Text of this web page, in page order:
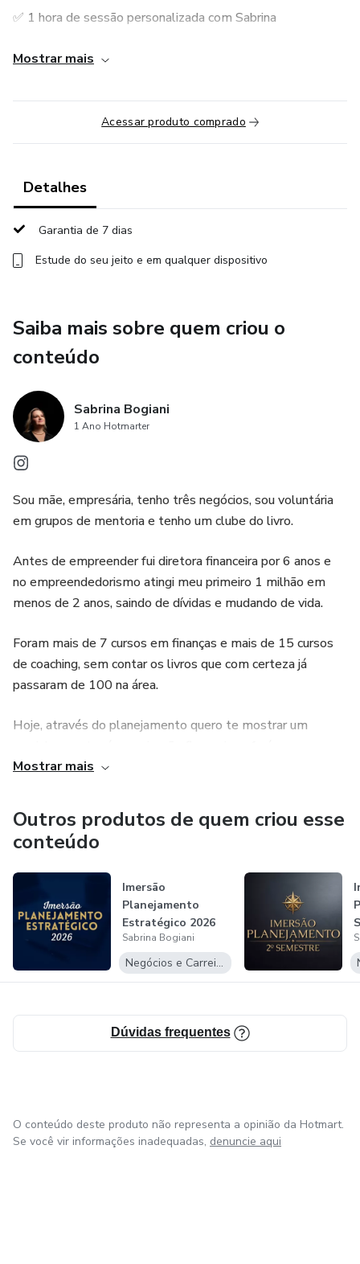
✅ 1 hora de sessão personalizada com Sabrina
✅ Estratégias práticas para organizar sua vida financeira e
✅ Orientação para eliminar bloqueios que impedem seu
crescimento
✅ Ferramentas exclusivas para tomada de decisões com
🔸 Quem busca apoio para organizar finanças, carreira e
emoções de forma equilibrada
🔸 Quem sente que está presa em padrões de escassez e
quer destravar a prosperidade
🚀 Está pronta para transformar sua jornada?
A mudança começa com uma escolha. Agende sua sessão
agora e dê o primeiro passo para a vida que você merece!
Mostrar mais
Acessar produto comprado
Detalhes
Garantia de 7 dias
Estude do seu jeito e em qualquer dispositivo
Saiba mais sobre quem criou o
conteúdo
Sabrina Bogiani
1 Ano Hotmarter
Sou mãe, empresária, tenho três negócios, sou voluntária
em grupos de mentoria e tenho um clube do livro.​
Antes de empreender fui diretora financeira por 6 anos e
no empreendedorismo atingi meu primeiro 1 milhão em
menos de 2 anos, saindo de dívidas e mudando de vida. ​
Foram mais de 7 cursos em finanças e mais de 15 cursos
de coaching, sem contar os livros que com certeza já
passaram de 100 na área. ​
Hoje, através do planejamento quero te mostrar um
você tire seus sonhos do papel e torne-os uma realidade!
Mostrar mais
Outros produtos de quem criou esse
conteúdo
Imersão
Planejamento
Estratégico 2026
Sabrina Bogiani
Negócios e Carreira
Dúvidas frequentes
O conteúdo deste produto não representa a opinião da Hotmart.
Se você vir informações inadequadas, denuncie aqui